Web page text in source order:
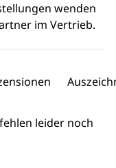
wenden
im Vertrieb.
leider noch